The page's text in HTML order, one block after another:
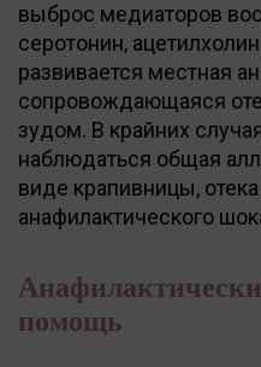
выброс медиаторов
серотонин,
развивается местная
сопровождающаяся
зудом. В крайних
наблюдаться общая
виде крапивницы,
анафилактического
помощь